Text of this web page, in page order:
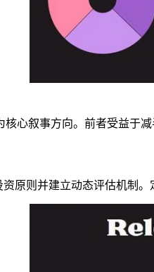
核心叙事方向。前者受益
原则并建立动态评估机制